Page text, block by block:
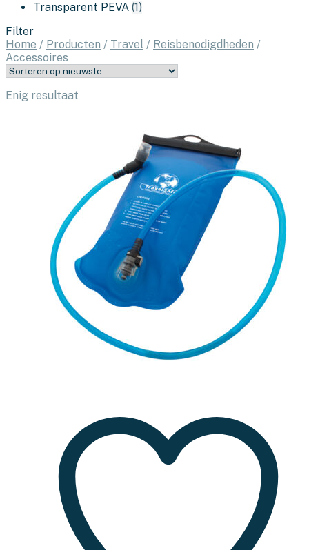
Transparent PEVA (1)
Filter
Home / Producten / Travel / Reisbenodigdheden /
Accessoires
Enig resultaat